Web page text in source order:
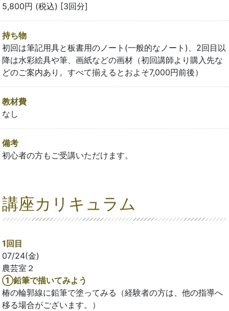
5,800円 (税込) [3回分]
持ち物
初回は筆記用具と板書用のノート(一般的なノート)、2回目以
降は水彩絵具や筆、画紙などの画材（初回講師より購入先な
どのご案内あり。すべて揃えるとおよそ7,000円前後）
教材費
なし
備考
初心者の方もご受講いただけます。
講座カリキュラム
1回目
07/24(金)
農芸室２
①鉛筆で描いてみよう
椿の輪郭線に鉛筆で塗ってみる（経験者の方は、他の指導へ
移る場合がございます。）